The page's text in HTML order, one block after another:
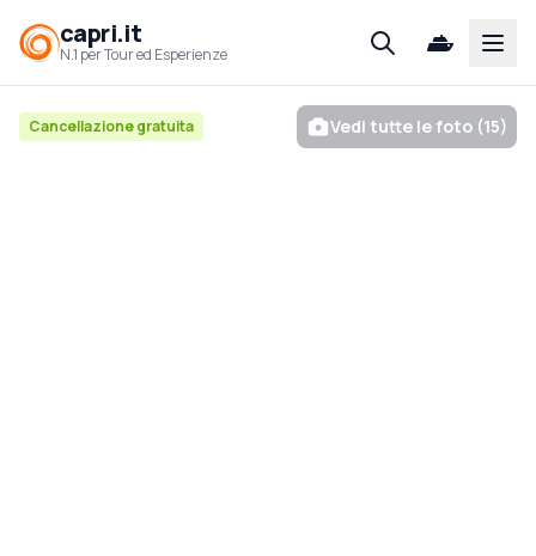
capri.it
N.1 per Tour ed Esperienze
Cancellazione gratuita Vedi tutte le foto (15)